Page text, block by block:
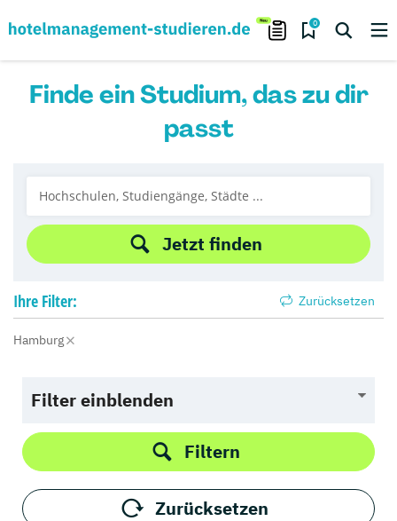
0
Finde ein Studium, das zu dir
passt
Jetzt finden
Ihre Filter: Zurücksetzen
Hamburg
Filter einblenden
Filtern
Zurücksetzen